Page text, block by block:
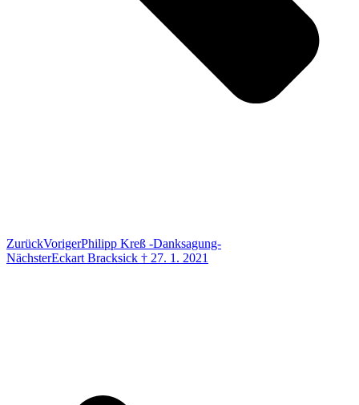
ZurückVorigerPhilipp Kreß -Danksagung-
NächsterEckart Bracksick † 27. 1. 2021